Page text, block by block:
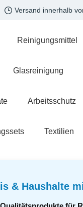
Versand innerhalb
Reinigungsmittel
Glasreinigung
Arbeitsschutz
Textilien
& Haushalte